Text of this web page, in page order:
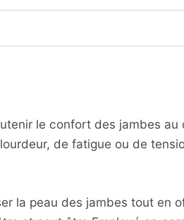
le confort des jambes
de fatigue ou de
la peau des jambes tout en